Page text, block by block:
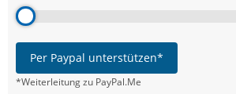
Per Paypal unterstützen*
*Weiterleitung zu PayPal.Me